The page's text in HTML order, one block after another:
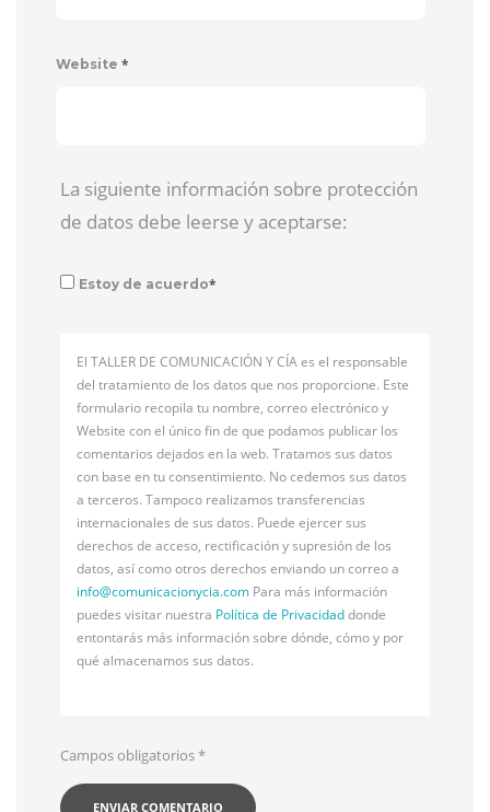
Website *
La siguiente información sobre protección
de datos debe leerse y aceptarse:
Estoy de acuerdo*
El TALLER DE COMUNICACIÓN Y CÍA es el responsable
del tratamiento de los datos que nos proporcione. Este
formulario recopila tu nombre, correo electrónico y
Website con el único fin de que podamos publicar los
comentarios dejados en la web. Tratamos sus datos
con base en tu consentimiento. No cedemos sus datos
a terceros. Tampoco realizamos transferencias
internacionales de sus datos. Puede ejercer sus
derechos de acceso, rectificación y supresión de los
datos, así como otros derechos enviando un correo a
info@comunicacionycia.com Para más información
puedes visitar nuestra Política de Privacidaddonde
entontarás más información sobre dónde, cómo y por
qué almacenamos sus datos.
Campos obligatorios*